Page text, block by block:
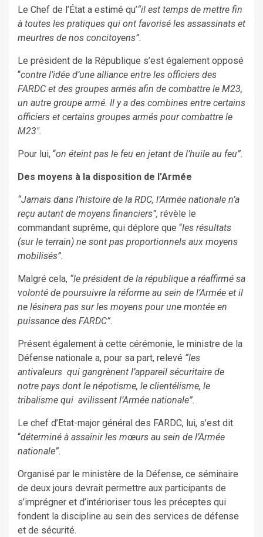
Le Chef de l’État a estimé qu’“il est temps de mettre fin
à toutes les pratiques qui ont favorisé les assassinats et
meurtres de nos concitoyens”.
Le président de la République s’est également opposé
“contre l’idée d’une alliance entre les officiers des
FARDC et des groupes armés afin de combattre le M23,
un autre groupe armé. Il y a des combines entre certains
officiers et certains groupes armés pour combattre le
M23″.
Pour lui, “on éteint pas le feu en jetant de l’huile au feu”.
Des moyens à la disposition de l’Armée
“Jamais dans l’histoire de la RDC, l’Armée nationale n’a
reçu autant de moyens financiers”, révèle le
commandant suprême, qui déplore que “les résultats
(sur le terrain) ne sont pas proportionnels aux moyens
mobilisés”.
Malgré cela, “le président de la république a réaffirmé sa
volonté de poursuivre la réforme au sein de l’Armée et il
ne lésinera pas sur les moyens pour une montée en
puissance des FARDC”.
Présent également à cette cérémonie, le ministre de la
Défense nationale a, pour sa part, relevé “les
antivaleurs qui gangrènent l’appareil sécuritaire de
notre pays dont le népotisme, le clientélisme, le
tribalisme qui avilissent l’Armée nationale”.
Le chef d’Etat-major général des FARDC, lui, s’est dit
“déterminé à assainir les mœurs au sein de l’Armée
nationale”.
Organisé par le ministère de la Défense, ce séminaire
de deux jours devrait permettre aux participants de
s’imprégner et d’intérioriser tous les préceptes qui
fondent la discipline au sein des services de défense
et de sécurité.